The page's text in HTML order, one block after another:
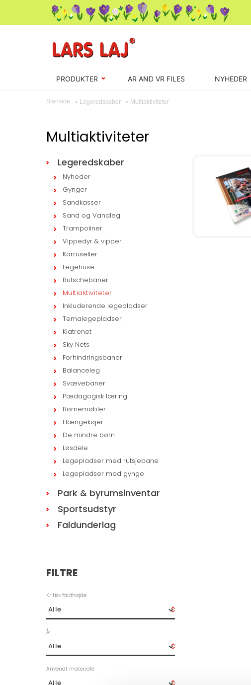
PRODUKTER AR AND VR FILES NYHEDER
Startside Legeredskaber Multiaktiviteter
Multiaktiviteter
Legeredskaber
Nyheder
Gynger
Sandkasser
Sand og Vandleg
Trampoliner
Vippedyr & vipper
Karruseller
Legehuse
Rutschebaner
Multiaktiviteter
Inkluderende legepladser
Temalegepladser
Klatrenet
Sky Nets
Forhindringsbaner
Balanceleg
Svævebaner
Pædagogisk læring
Børnemøbler
Hængekøjer
De mindre børn
Løsdele
Legepladser med rutsjebane
Legepladser med gynge
Park & byrumsinventar
Sportsudstyr
Faldunderlag
FILTRE
Kritisk faldhøjde
År
Anvendt materiale